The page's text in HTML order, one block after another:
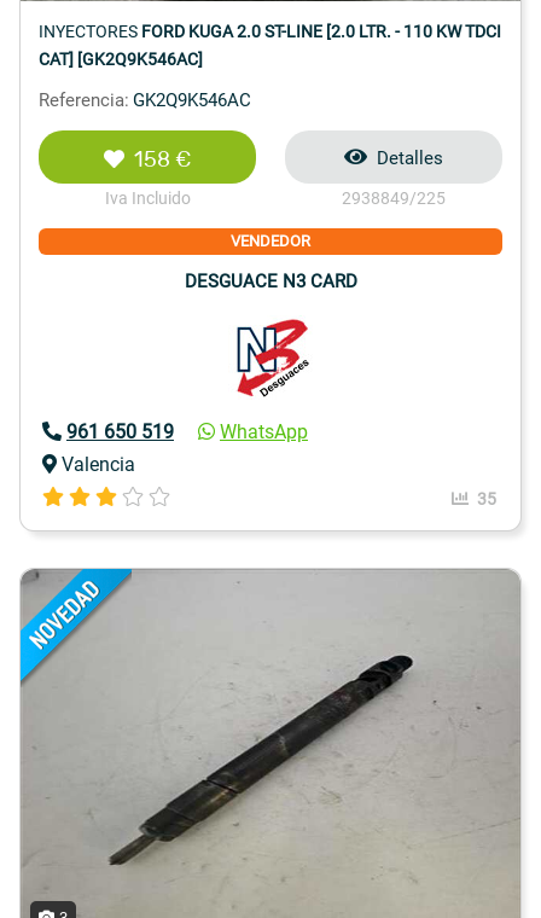
INYECTORES FORD KUGA 2.0 ST-LINE [2.0 LTR. - 110 KW TDCI
CAT] [GK2Q9K546AC]
Referencia: GK2Q9K546AC
158 €
Iva Incluido
Detalles
2938849/225
VENDEDOR
DESGUACE N3 CARD
961 650 519
WhatsApp
Valencia
35